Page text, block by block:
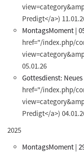
Predigt</a>)
MontagsMoment |
href="/index.php/
05.01.26
Gottesdienst:
href="/index.php/
Predigt</a>)
2025
MontagsMoment |